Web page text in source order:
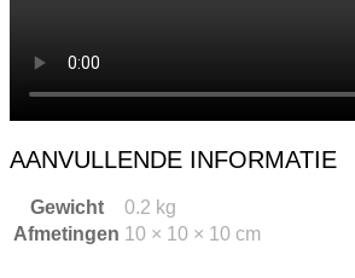
AANVULLENDE INFORMATIE
Gewicht
0.2 kg
Afmetingen 10 × 10 × 10 cm